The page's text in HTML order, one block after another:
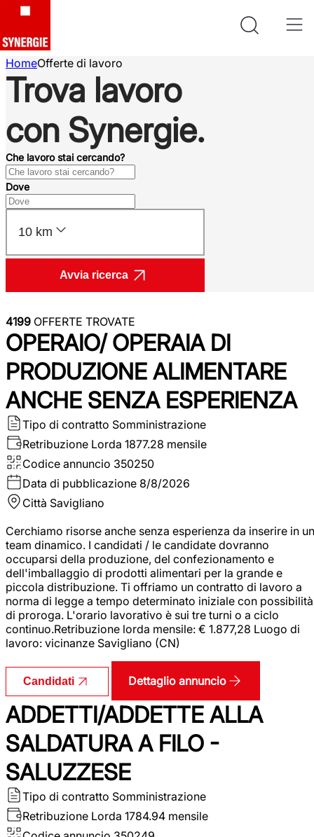
HomeOfferte di lavoro
Trova lavoro
con Synergie.
Che lavoro stai cercando?
Dove
10 km
Avvia ricerca
4199 OFFERTE TROVATE
OPERAIO/ OPERAIA DI
PRODUZIONE ALIMENTARE
ANCHE SENZA ESPERIENZA
Tipo di contratto Somministrazione
Retribuzione Lorda 1877.28 mensile
Codice annuncio 350250
Data di pubblicazione 8/8/2026
Città Savigliano
Cerchiamo risorse anche senza esperienza da inserire in un
team dinamico. I candidati / le candidate dovranno
occuparsi della produzione, del confezionamento e
dell'imballaggio di prodotti alimentari per la grande e
piccola distribuzione. Ti offriamo un contratto di lavoro a
norma di legge a tempo determinato iniziale con possibilità
di proroga. L'orario lavorativo è sui tre turni o a ciclo
continuo.Retribuzione lorda mensile: € 1.877,28 Luogo di
lavoro: vicinanze Savigliano (CN)
Candidati Dettaglio annuncio
ADDETTI/ADDETTE ALLA
SALDATURA A FILO -
SALUZZESE
Tipo di contratto Somministrazione
Retribuzione Lorda 1784.94 mensile